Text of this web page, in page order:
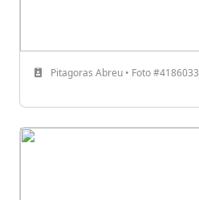
Pitagoras Abreu • Foto #4186033